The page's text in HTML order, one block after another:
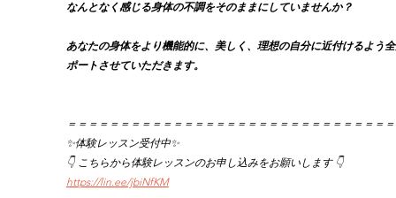
なんとなく感じる身体の不調をそのままにしていませんか？
あなたの身体をより機能的に、美しく、理想の自分に近付けるよう
ポートさせていただきます。
＝＝＝＝＝＝＝＝＝＝＝＝＝＝＝＝＝＝＝＝＝＝＝＝＝＝＝＝＝＝
✨体験レッスン受付中✨
👇 こちらから体験レッスンのお申し込みをお願いします 👇
https://lin.ee/jbiNfKM